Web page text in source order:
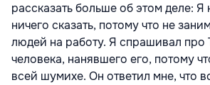
рассказать больше об этом деле: Я
ничего сказать, потому что не
людей на работу. Я спрашивал про
человека, нанявшего его, потому
всей шумихе. Он ответил мне, что